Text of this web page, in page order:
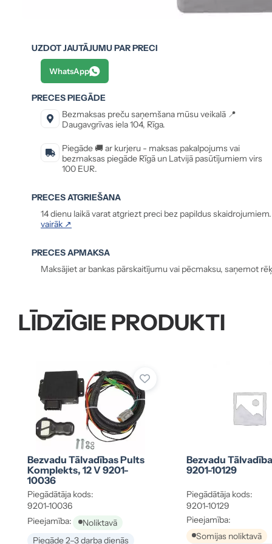
UZDOT JAUTĀJUMU PAR PRECI
WhatsApp
PRECES PIEGĀDE
Bezmaksas preču saņemšana mūsu veikalā 📍
Daugavgrīvas iela 104, Rīga.
Piegāde 🚚 ar kurjeru - maksas pakalpojums vai
bezmaksas piegāde Rīgā un Latvijā pasūtījumiem virs
100 EUR.
PRECES ATGRIEŠANA
14 dienu laikā varat atgriezt preci bez papildus skaidrojumiem.
vairāk ↗
PRECES APMAKSA
Maksājiet ar bankas pārskaitījumu vai pēcmaksu, saņemot
LĪDZĪGIE PRODUKTI
Bezvadu Tālvadības Pults
Komplekts, 12 V 9201-
10036
Piegādātāja kods:
9201-10036
Pieejamība:
Noliktavā
Piegāde 2–3 darba dienās
Bezvadu
9201-10129
Piegādātāja kods:
9201-10129
Pieejamība:
Somijas noliktavā